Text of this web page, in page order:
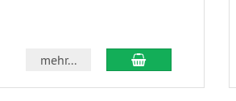
mehr... In den Warenkorb